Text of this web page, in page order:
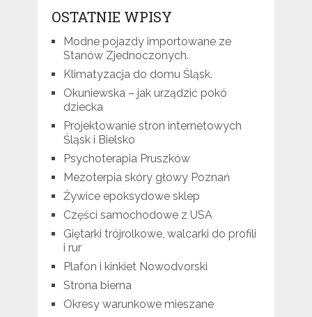
OSTATNIE WPISY
Modne pojazdy importowane ze
Stanów Zjednoczonych.
Klimatyzacja do domu Śląsk.
Okuniewska – jak urządzić pokó
dziecka
Projektowanie stron internetowych
Śląsk i Bielsko
Psychoterapia Pruszków
Mezoterpia skóry głowy Poznań
Żywice epoksydowe sklep
Części samochodowe z USA
Giętarki trójrolkowe, walcarki do profili
i rur
Plafon i kinkiet Nowodvorski
Strona bierna
Okresy warunkowe mieszane